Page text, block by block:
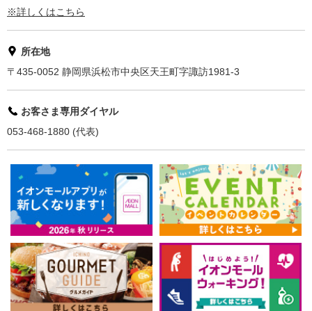
※詳しくはこちら
所在地
〒435-0052 静岡県浜松市中央区天王町字諏訪1981-3
お客さま専用ダイヤル
053-468-1880 (代表)